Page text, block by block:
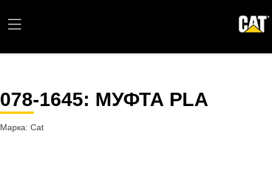
078-1645: МУФТА PLA
Марка: Cat